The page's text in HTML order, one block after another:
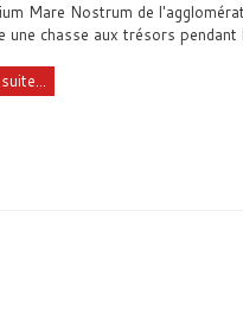
Mare Nostrum de
une chasse aux trésors pendant